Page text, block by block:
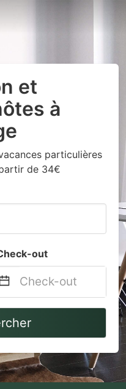
et
à
particulières
de 34€
out
Navigate
backward
to
interact
with